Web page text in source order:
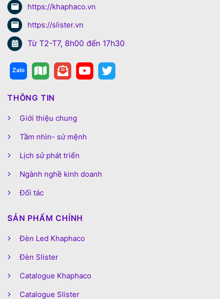
https://khaphaco.vn
https://slister.vn
Từ T2-T7, 8h00 đến 17h30
THÔNG TIN
Giới thiệu chung
Tầm nhìn- sứ mệnh
Lịch sử phát triển
Ngành nghề kinh doanh
Đối tác
SẢN PHẨM CHÍNH
Đèn Led Khaphaco
Đèn Slister
Catalogue Khaphaco
Catalogue Slister